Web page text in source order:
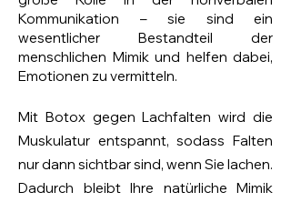
Botox bei Lachfalten: Die Themen
im Überblick
Botox gegen Lachfalten bei PD Dr.
Lachfalten dynamisch glätten
Alternative Methoden zur
Faltenentfernung
Kommunikation – sie sind ein
wesentlicher Bestandteil der
menschlichen Mimik und helfen dabei,
Emotionen zu vermitteln.
Mit Botox gegen Lachfalten wird die
Muskulatur entspannt, sodass Falten
nur dann sichtbar sind, wenn Sie lachen.
Dadurch bleibt Ihre natürliche Mimik